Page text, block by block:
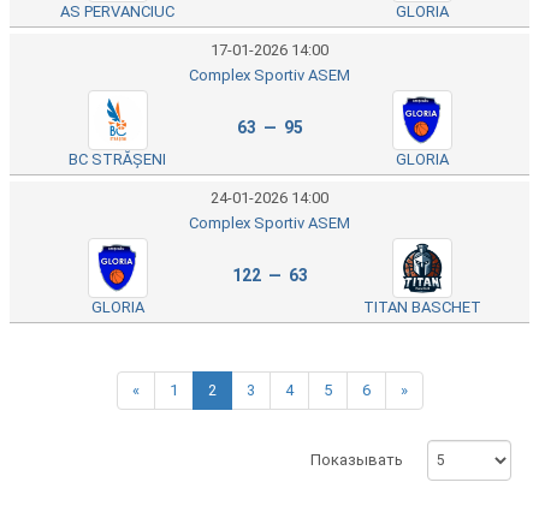
AS PERVANCIUC GLORIA
17-01-2026 14:00
Complex Sportiv ASEM
BC STRĂȘENI
63 — 95
GLORIA
24-01-2026 14:00
Complex Sportiv ASEM
GLORIA
122 — 63
TITAN BASCHET
« 1 2 3 4 5 6 »
Показывать